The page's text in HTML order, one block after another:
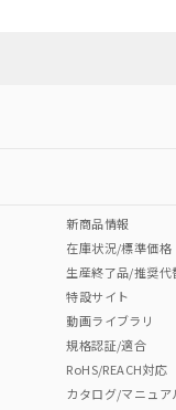
新商品情報
在庫状況/標準価格
生産終了品/推奨代
特設サイト
動画ライブラリ
規格認証/適合
RoHS/REACH対応
カタログ/マニュア